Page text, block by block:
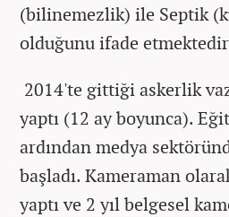
(bilinemezlik) ile Septik
olduğunu ifade
2014'te gittiği askerlik
yaptı (12 ay boyunca).
ardından medya
başladı. Kameraman
yaptı ve 2 yıl belgesel